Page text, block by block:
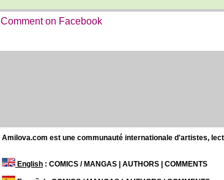
Comment on Facebook
Amilova.com est une communauté internationale d'artistes,
English : COMICS / MANGAS | AUTHORS | COMMENTS